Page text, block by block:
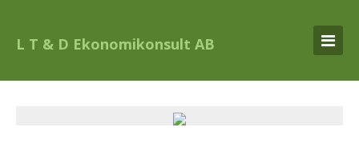
L T & D Ekonomikonsult AB